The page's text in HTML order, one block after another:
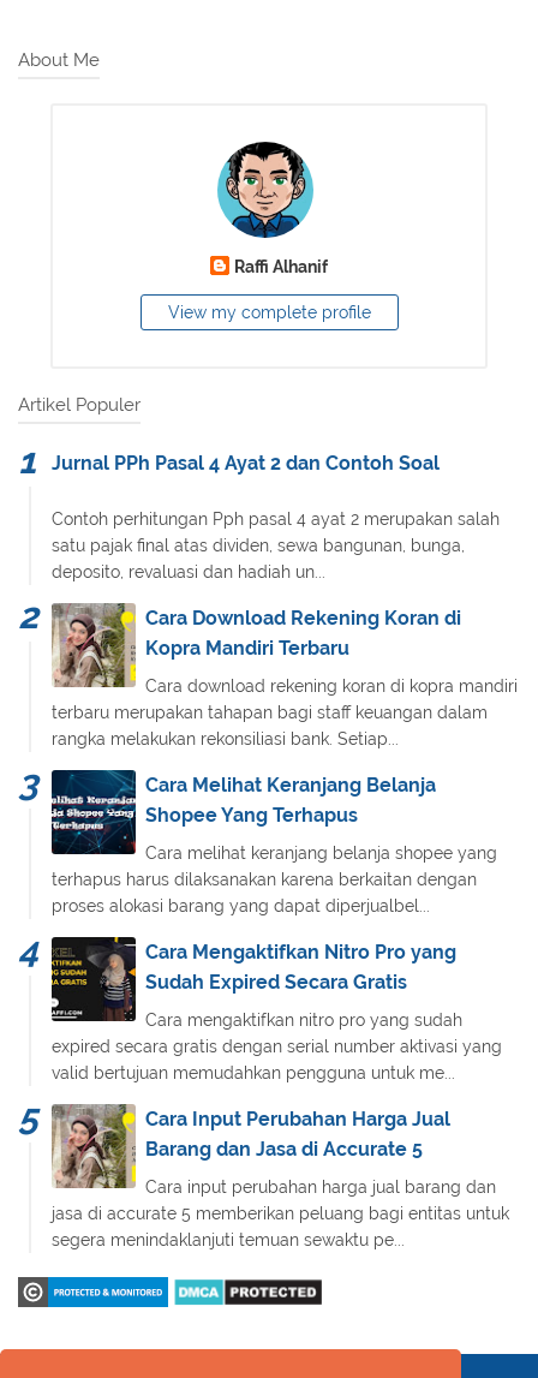
About Me
Raffi Alhanif
View my complete profile
Artikel Populer
Jurnal PPh Pasal 4 Ayat 2 dan Contoh Soal
Contoh perhitungan Pph pasal 4 ayat 2 merupakan salah
satu pajak final atas dividen, sewa bangunan, bunga,
deposito, revaluasi dan hadiah un...
Cara Download Rekening Koran di
Kopra Mandiri Terbaru
Cara download rekening koran di kopra mandiri
terbaru merupakan tahapan bagi staff keuangan dalam
rangka melakukan rekonsiliasi bank. Setiap...
Cara Melihat Keranjang Belanja
Shopee Yang Terhapus
Cara melihat keranjang belanja shopee yang
terhapus harus dilaksanakan karena berkaitan dengan
proses alokasi barang yang dapat diperjualbel...
Cara Mengaktifkan Nitro Pro yang
Sudah Expired Secara Gratis
Cara mengaktifkan nitro pro yang sudah
expired secara gratis dengan serial number aktivasi yang
valid bertujuan memudahkan pengguna untuk me...
Cara Input Perubahan Harga Jual
Barang dan Jasa di Accurate 5
Cara input perubahan harga jual barang dan
jasa di accurate 5 memberikan peluang bagi entitas untuk
segera menindaklanjuti temuan sewaktu pe...